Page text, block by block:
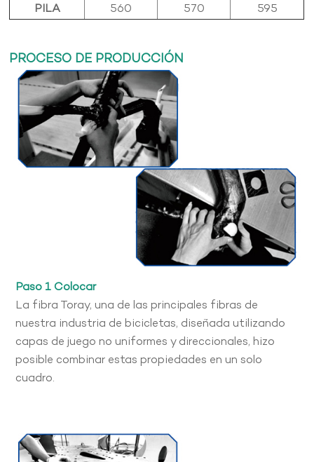
PILA 560 570 595
PROCESO DE PRODUCCIÓN
Paso 1 Colocar
La fibra Toray, una de las principales fibras de
nuestra industria de bicicletas, diseñada utilizando
capas de juego no uniformes y direccionales, hizo
posible combinar estas propiedades en un solo
cuadro.